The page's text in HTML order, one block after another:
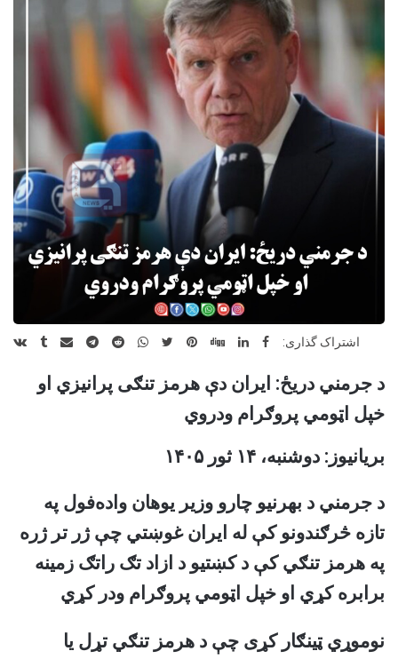
اشتراک گذاری:
د جرمني دریځ: ایران دې هرمز تنګی پرانیزي او
خپل اټومي پروګرام ودروي
بریانیوز: دوشنبه، ۱۴ ثور ۱۴۰۵
د جرمني د بهرنیو چارو وزیر یوهان واده‌فول په
تازه څرګندونو کې له ایران غوښتي چې ژر تر ژره
په هرمز تنګي کې د کښتیو د ازاد تګ راتګ زمینه
برابره کړي او خپل اټومي پروګرام ودر کړي
نوموړي ټینګار کړی چې د هرمز تنګي تړل یا